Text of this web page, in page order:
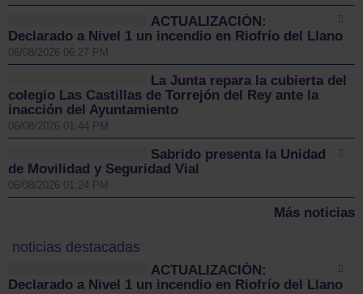
ACTUALIZACIÓN:
Declarado a Nivel 1 un incendio en Riofrío del Llano
06/08/2026 06:27 PM
La Junta repara la cubierta del
colegio Las Castillas de Torrejón del Rey ante la
inacción del Ayuntamiento
06/08/2026 01:44 PM
Sabrido presenta la Unidad
de Movilidad y Seguridad Vial
06/08/2026 01:24 PM
Más noticias
noticias destacadas
ACTUALIZACIÓN:
Declarado a Nivel 1 un incendio en Riofrío del Llano